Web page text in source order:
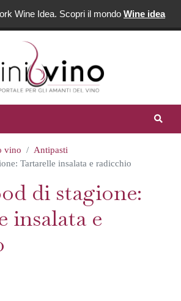
Wine Idea. Scopri il mondo Wine idea
vino
Antipasti
Tartarelle insalata e radicchio
di stagione:
insalata e